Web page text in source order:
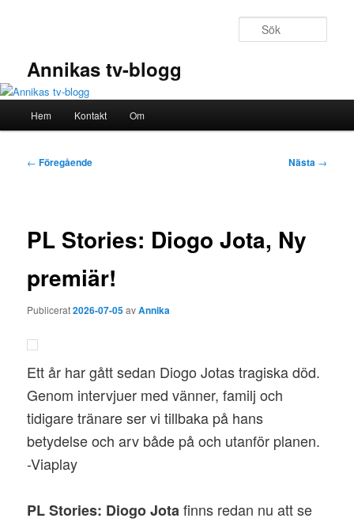
Annikas tv-blogg
Hem Kontakt Om
Inläggsnavigering
← Föregående Nästa →
PL Stories: Diogo Jota, Ny
premiär!
Publicerat2026-07-05avAnnika
Ett år har gått sedan Diogo Jotas tragiska död.
Genom intervjuer med vänner, familj och
tidigare tränare ser vi tillbaka på hans
betydelse och arv både på och utanför planen.
-Viaplay
PL Stories: Diogo Jotafinns redan nu att se